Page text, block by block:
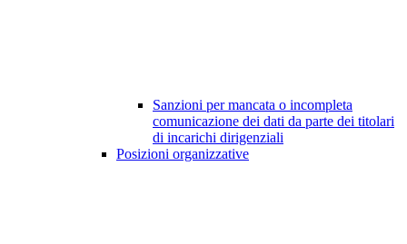
Sanzioni per mancata o incompleta
comunicazione dei dati da parte dei titolari
di incarichi dirigenziali
Posizioni organizzative